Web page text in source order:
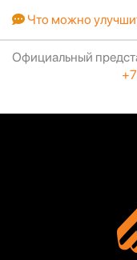
Что можно
Официальный